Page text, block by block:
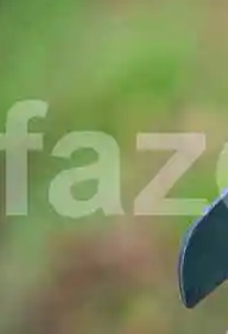
Удобрения Для Перца:
Нормы И Особенности
Какие Цветы Украсят